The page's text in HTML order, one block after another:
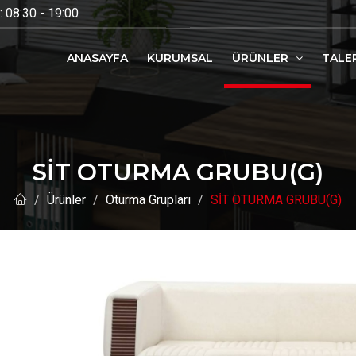
- 19:00
ANASAYFA KURUMSAL ÜRÜNLER
SİT OTURMA GRUBU(G)
Ürünler Oturma Grupları SİT OTURMA GRUBU(G)